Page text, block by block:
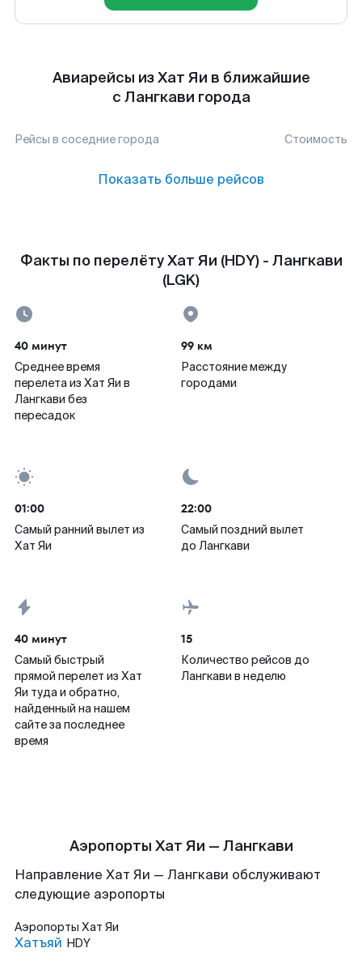
Авиарейсы из Хат Яи в ближайшие
с Лангкави города
Рейсы в соседние города Стоимость
Показать больше рейсов
Факты по перелёту Хат Яи (HDY) - Лангкави
(LGK)
40 минут
Среднее время
перелета из Хат Яи в
Лангкави без
пересадок
99 км
Расстояние между
городами
01:00
Самый ранний вылет из
Хат Яи
22:00
Самый поздний вылет
до Лангкави
40 минут
Самый быстрый
прямой перелет из Хат
Яи туда и обратно,
найденный на нашем
сайте за последнее
время
15
Количество рейсов до
Лангкави в неделю
Аэропорты Хат Яи — Лангкави
Направление Хат Яи — Лангкави обслуживают
следующие аэропорты
Аэропорты Хат Яи
Хатъяй HDY